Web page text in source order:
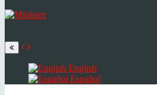
language
English
Español